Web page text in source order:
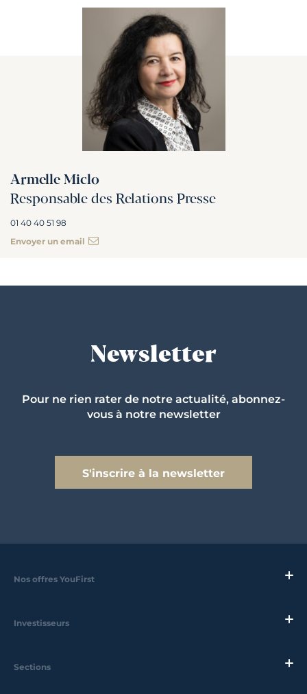
Armelle Miclo
Responsable des Relations Presse
01 40 40 51 98
Envoyer un email
Newsletter
Pour ne rien rater de notre actualité, abonnez-
vous à notre newsletter
S'inscrire à la newsletter
Nos offres YouFirst
Investisseurs
Sections